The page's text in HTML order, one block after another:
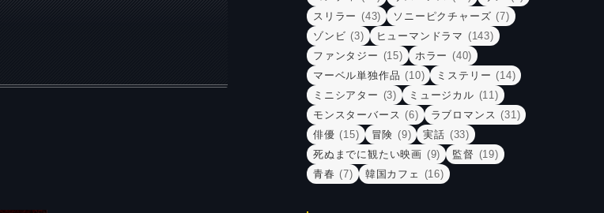
スリラー (43) ソニーピクチャーズ (7)
ゾンビ (3) ヒューマンドラマ (143)
ファンタジー (15) ホラー (40)
マーベル単独作品 (10) ミステリー (14)
ミニシアター (3) ミュージカル (11)
モンスターバース (6) ラブロマンス (31)
俳優 (15) 冒険 (9) 実話 (33)
死ぬまでに観たい映画 (9) 監督 (19)
青春 (7) 韓国カフェ (16)